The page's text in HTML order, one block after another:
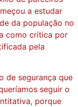
a estudar
da população no
como crítica por
pela
de segurança que
seguir o
porque